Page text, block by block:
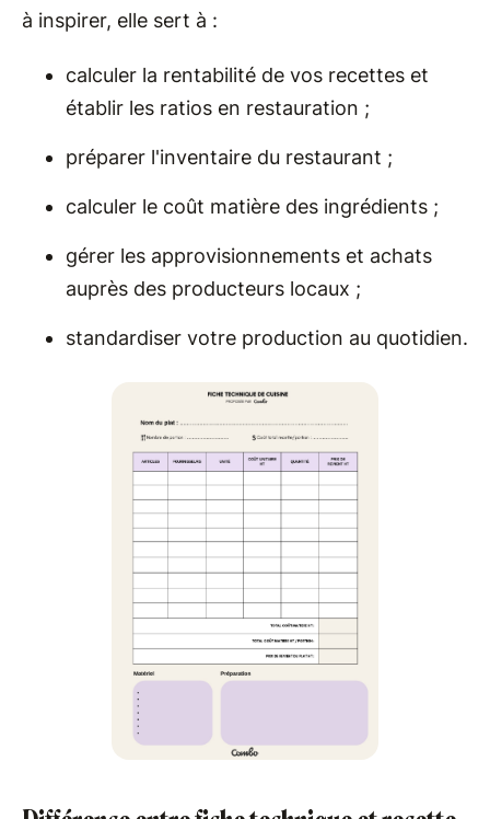
à inspirer, elle sert à :
calculer la rentabilité de vos recettes et
établir les ratios en restauration ;
préparer l'inventaire du restaurant ;
calculer le coût matière des ingrédients ;
gérer les approvisionnements et achats
auprès des producteurs locaux ;
standardiser votre production au quotidien.